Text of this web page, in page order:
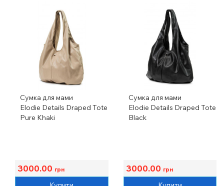
Сумка для мами
Elodie Details Draped Tote
Pure Khaki
3000.00 грн
Сумка для мами
Elodie Details Draped Tote
Black
3000.00 грн